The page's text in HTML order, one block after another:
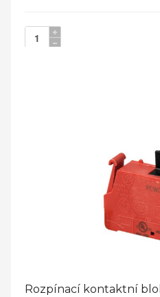
Rozpínací kontaktní